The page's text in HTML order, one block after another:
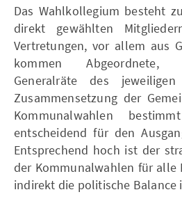
Das Wahlkollegium besteht
direkt gewählten
Vertretungen, vor allem aus
kommen Abgeordnete,
Generalräte des
Zusammensetzung der
Kommunalwahlen
entscheidend für den
Entsprechend hoch ist der
der Kommunalwahlen für alle
indirekt die politische Balance